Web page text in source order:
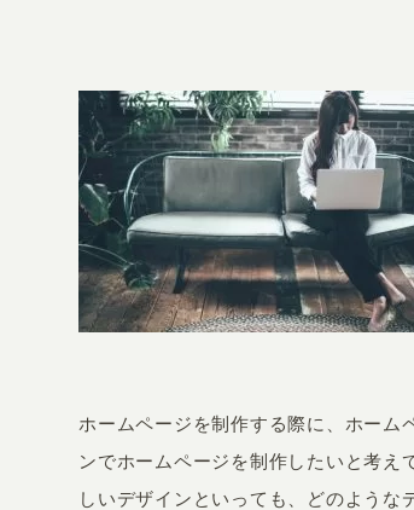
ホームページを制作する際に、ホーム
ンでホームページを制作したいと考え
しいデザインといっても、どのような